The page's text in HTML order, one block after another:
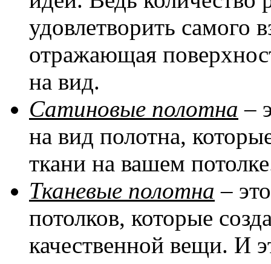
удовлетворить самого
отражающая
на вид.
Сатиновые полотна –
на вид полотна,
ткани на вашем
Тканевые полотна –
потолков, которые
качественной вещи. И